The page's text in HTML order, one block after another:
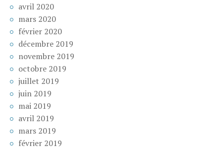
avril 2020
mars 2020
février 2020
décembre 2019
novembre 2019
octobre 2019
juillet 2019
juin 2019
mai 2019
avril 2019
mars 2019
février 2019